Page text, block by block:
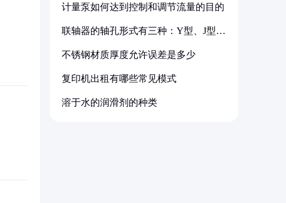
计量泵如何达到控制和调节流量的目的
联轴器的轴孔形式有三种：Y型、J型、
不锈钢材质厚度允许误差是多少
复印机出租有哪些常见模式
溶于水的润滑剂的种类